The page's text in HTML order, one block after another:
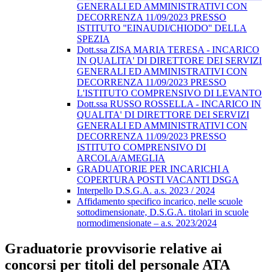
GENERALI ED AMMINISTRATIVI CON
DECORRENZA 11/09/2023 PRESSO
ISTITUTO ''EINAUDI/CHIODO'' DELLA
SPEZIA
Dott.ssa ZISA MARIA TERESA - INCARICO
IN QUALITA' DI DIRETTORE DEI SERVIZI
GENERALI ED AMMINISTRATIVI CON
DECORRENZA 11/09/2023 PRESSO
L'ISTITUTO COMPRENSIVO DI LEVANTO
Dott.ssa RUSSO ROSSELLA - INCARICO IN
QUALITA' DI DIRETTORE DEI SERVIZI
GENERALI ED AMMINISTRATIVI CON
DECORRENZA 11/09/2023 PRESSO
ISTITUTO COMPRENSIVO DI
ARCOLA/AMEGLIA
GRADUATORIE PER INCARICHI A
COPERTURA POSTI VACANTI DSGA
Interpello D.S.G.A. a.s. 2023 / 2024
Affidamento specifico incarico, nelle scuole
sottodimensionate, D.S.G.A. titolari in scuole
normodimensionate – a.s. 2023/2024
Graduatorie provvisorie relative ai
concorsi per titoli del personale ATA